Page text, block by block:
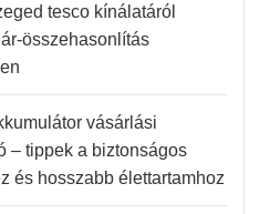
tesco kínálatáról
ár-összehasonlítás
vásárlási
– tippek a biztonságos
és hosszabb élettartamhoz